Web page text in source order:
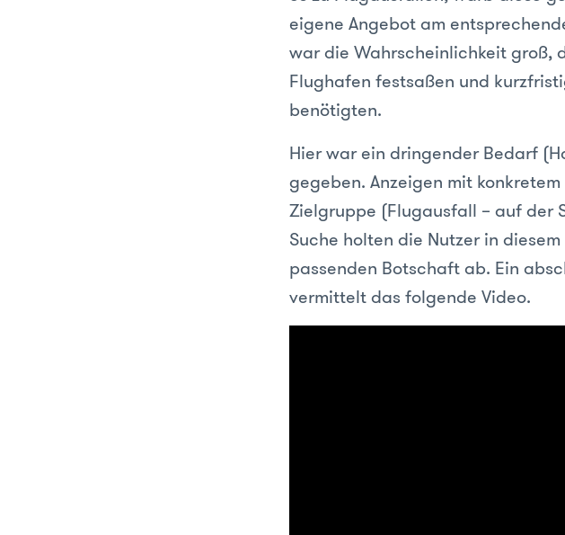
eigene Angebot am
war die Wahrscheinlichkeit groß,
Flughafen festsaßen und
benötigten.
Hier war ein dringender Bedarf
gegeben. Anzeigen mit
Zielgruppe (Flugausfall – auf der
Suche holten die Nutzer in
passenden Botschaft ab. Ein
vermittelt das folgende Video.